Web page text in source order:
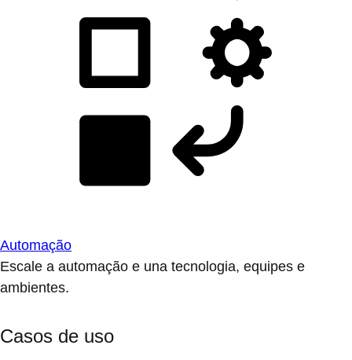
Automação
Escale a automação e una tecnologia, equipes e
ambientes.
Casos de uso